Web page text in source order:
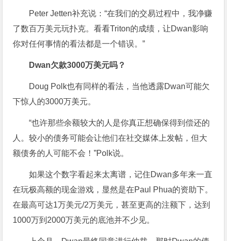
Peter Jetten补充说：“在我们的交易过程中，我净赚
了数百万美元玩扑克。看看Triton的成绩，让Dwan影响
你对任何事情的看法都是一个错误。”
Dwan欠款3000万美元吗？
Doug Polk也有同样的看法，当他透露Dwan可能欠
下惊人的3000万美元。
“也许那些余额较大的人是你真正想确保得到偿还的
人。较小的债务可能会让他们在社交媒体上发帖，但大
额债务的人可能不会！”Polk说。
如果这个数字看起来太离谱，记住Dwan多年来一直
在玩极高额的现金游戏，显然是在Paul Phua的资助下。
在最高可达1万美元/2万美元，甚至更高的注额下，达到
1000万到2000万美元的底池并不少见。